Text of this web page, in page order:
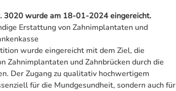
3020 wurde am 18-01-2024 eingereicht.
Erstattung von Zahnimplantaten und
wurde eingereicht mit dem Ziel, die
Zahnimplantaten und Zahnbrücken durch die
Der Zugang zu qualitativ hochwertigem
für die Mundgesundheit, sondern auch für